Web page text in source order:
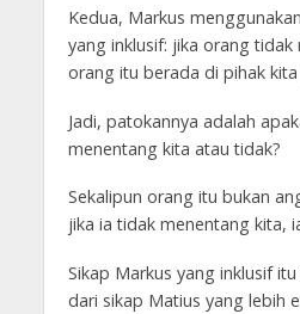
Kedua, Markus
yang inklusif: jika orang tidak
orang itu berada di pihak kita
Jadi, patokannya adalah
menentang kita atau tidak?
Sekalipun orang itu bukan
jika ia tidak menentang kita,
Sikap Markus yang inklusif
dari sikap Matius yang lebih